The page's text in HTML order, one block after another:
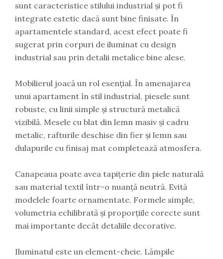
sunt caracteristice stilului industrial și pot fi
integrate estetic dacă sunt bine finisate. În
apartamentele standard, acest efect poate fi
sugerat prin corpuri de iluminat cu design
industrial sau prin detalii metalice bine alese.
Mobilierul joacă un rol esențial. În amenajarea
unui apartament în stil industrial, piesele sunt
robuste, cu linii simple și structură metalică
vizibilă. Mesele cu blat din lemn masiv și cadru
metalic, rafturile deschise din fier și lemn sau
dulapurile cu finisaj mat completează atmosfera.
Canapeaua poate avea tapițerie din piele naturală
sau material textil într-o nuanță neutră. Evită
modelele foarte ornamentate. Formele simple,
volumetria echilibrată și proporțiile corecte sunt
mai importante decât detaliile decorative.
Iluminatul este un element-cheie. Lămpile